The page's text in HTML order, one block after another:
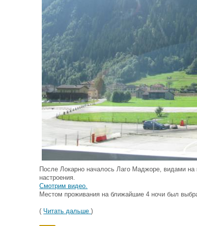
После Локарно началось Лаго Маджоре, видами
настроения.
Смотрим видео.
Местом проживания на ближайшие 4 ночи был
( Читать дальше)